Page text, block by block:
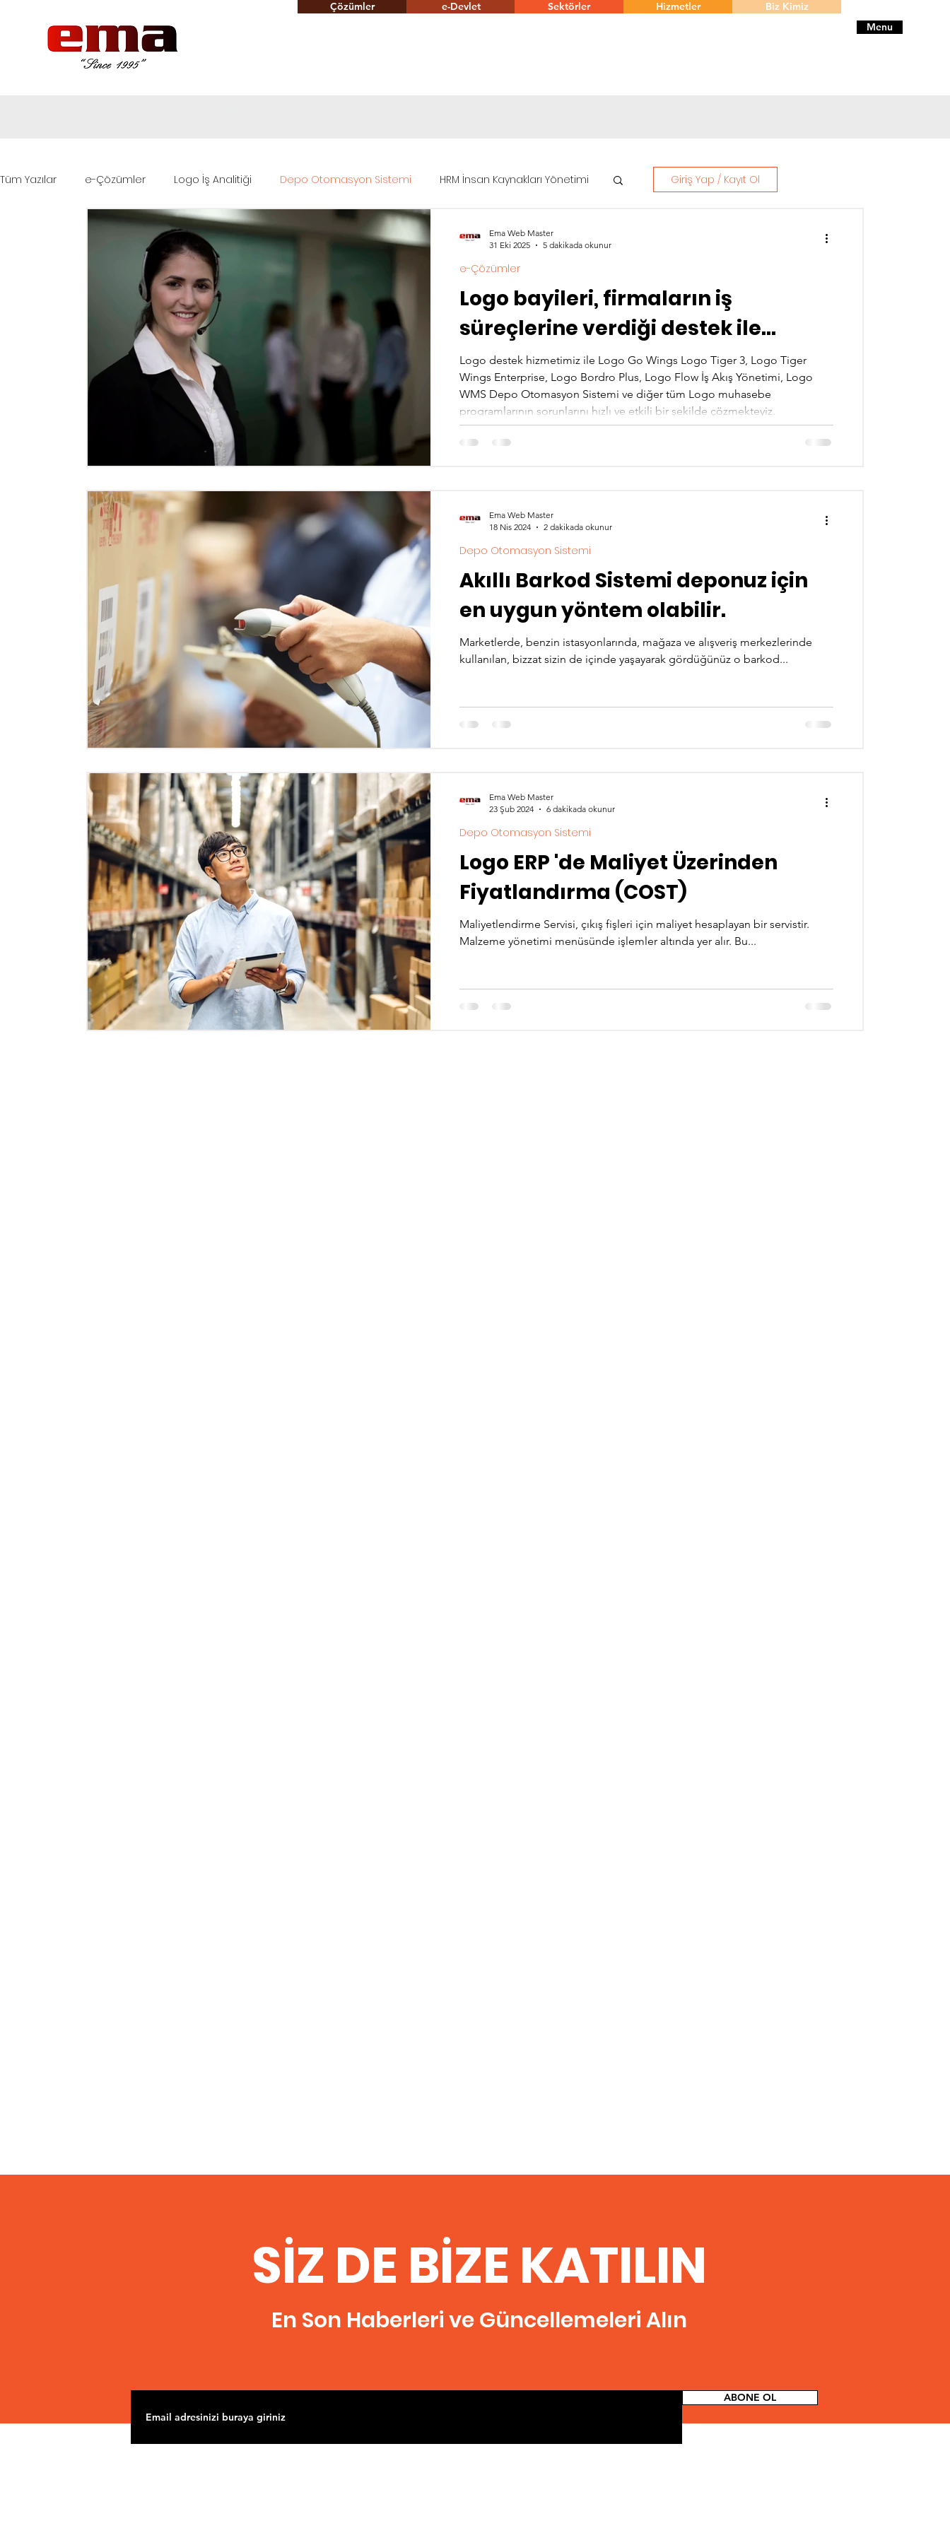
Çözümler e-Devlet Sektörler Hizmetler
Biz Kimiz
Menu
Tüm Yazılar e-Çözümler Logo İş Analitiği Depo Otomasyon Sistemi HRM İnsan Kaynakları Yönetimi
Logo ERP Çözümleri Sektörel Çözümler e-Devlet Logo Fiyat Listesi
Logo Edge ERP Logo Edge T-Series Logo CRM Entegrasyonu
Giriş Yap / Kayıt Ol
Logo bayileri, firmaların iş
süreçlerine verdiği destek ile
verimlilik sağlar.
​Logo destek hizmetimiz ile Logo Go Wings Logo Tiger 3, Logo Tiger
Wings Enterprise, Logo Bordro Plus, Logo Flow İş Akış Yönetimi, Logo
WMS Depo Otomasyon Sistemi ve diğer tüm Logo muhasebe
programlarının sorunlarını hızlı ve etkili bir şekilde çözmekteyiz.
Kullanıcıların karşılaştığı problemler veya talepler, yetkili Logo bayilerine
danışma ihtiyacını doğurmakta ve bu da çözüm arayışlarını tetiklemektedir.
e-Çözümler
Ema Web Master
31 Eki 2025
5 dakikada okunur
Akıllı Barkod Sistemi deponuz için
en uygun yöntem olabilir.
Marketlerde, benzin istasyonlarında, mağaza ve alışveriş merkezlerinde
kullanılan, bizzat sizin de içinde yaşayarak gördüğünüz o barkod...
Depo Otomasyon Sistemi
Ema Web Master
18 Nis 2024
2 dakikada okunur
Logo ERP 'de Maliyet Üzerinden
Fiyatlandırma (COST)
Maliyetlendirme Servisi, çıkış fişleri için maliyet hesaplayan bir servistir.
Malzeme yönetimi menüsünde işlemler altında yer alır. Bu...
Depo Otomasyon Sistemi
Ema Web Master
23 Şub 2024
6 dakikada okunur
SİZ DE BİZE KATILIN
En Son Haberleri ve Güncellemeleri Alın
ABONE OL